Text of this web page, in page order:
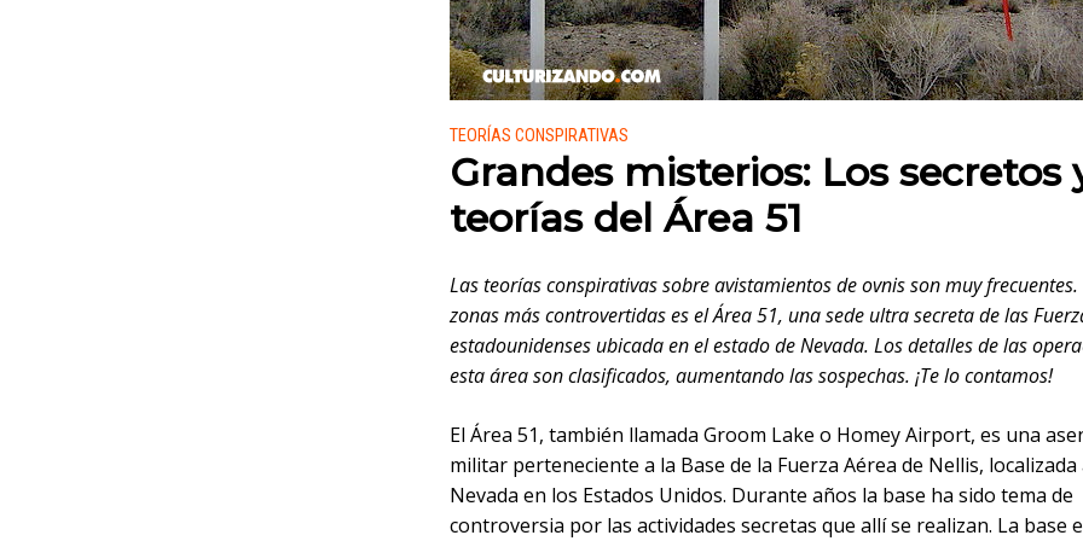
Publicado en:
TEORÍAS CONSPIRATIVAS
Grandes misterios: Los secretos
teorías del Área 51
Las teorías conspirativas sobre avistamientos de ovnis son muy
zonas más controvertidas es el Área 51, una sede ultra secreta de las
estadounidenses ubicada en el estado de Nevada. Los detalles de las
esta área son clasificados, aumentando las sospechas. ¡Te lo contamos!
El Área 51, también llamada Groom Lake o Homey Airport, es una
militar perteneciente a la Base de la Fuerza Aérea de Nellis,
Nevada en los Estados Unidos. Durante años la base ha sido tema de
controversia por las actividades secretas que allí se realizan. La base